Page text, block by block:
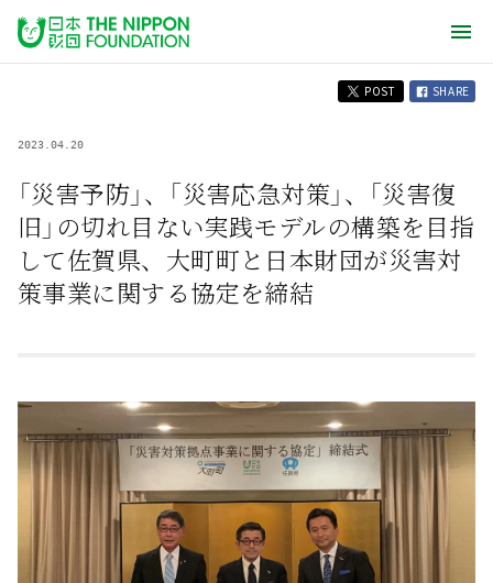
POST SHARE
2023.04.20
「災害予防」、「災害応急対策」、「災害復
旧」の切れ目ない実践モデルの構築を目指
して佐賀県、大町町と日本財団が災害対
策事業に関する協定を締結